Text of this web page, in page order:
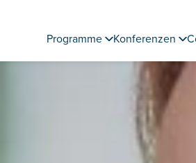
Programme Konferenzen